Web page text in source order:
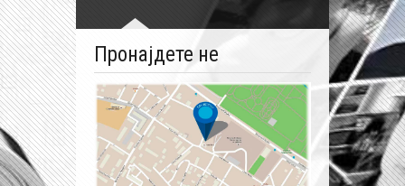
Пронајдете не